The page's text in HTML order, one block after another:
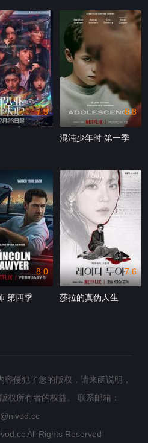
7.3 8.8
混沌少年时 第一季
8.0
第四季
7.6
莎拉的真伪人生
侵犯了您的版权，请来函说明，
权所有者的权益。 联系邮箱：
All Rights Reserved